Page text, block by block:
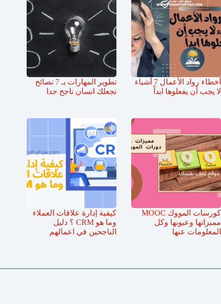
أخطاء رواد الأعمال 7 أشياء
لا يجب أن يفعلوها ابداً
تطوير المهارات بـ 7 نصائح
تجعلك انسان ناجح جدا
كورسات المووك MOOC
مميزاتها وعيوبها وكل
المعلومات عنها
كيفية إدارة علاقات العملاء
وما هو CRM ؟ دليل
الناجحين في اعمالهم